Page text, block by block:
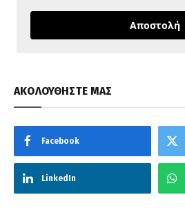
Αποστολή
ΑΚΟΛΟΥΘΗΣΤΕ ΜΑΣ
Facebook
LinkedIn